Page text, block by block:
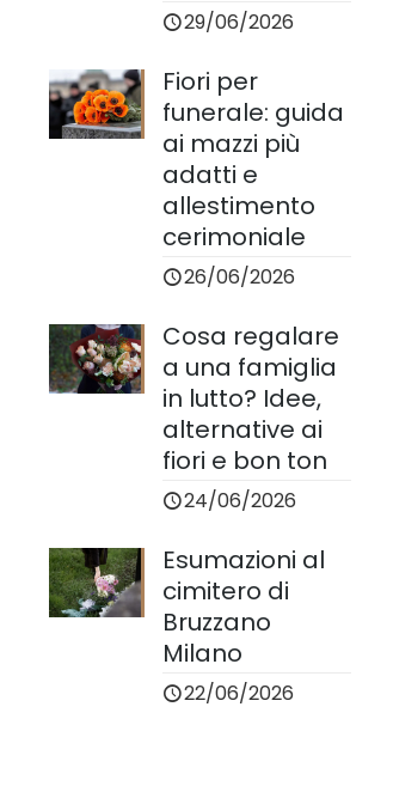
29/06/2026
Fiori per
funerale: guida
ai mazzi più
adatti e
allestimento
cerimoniale
26/06/2026
Cosa regalare
a una famiglia
in lutto? Idee,
alternative ai
fiori e bon ton
24/06/2026
Esumazioni al
cimitero di
Bruzzano
Milano
22/06/2026